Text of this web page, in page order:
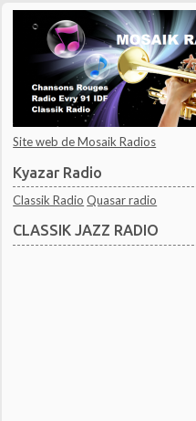
Site web de Mosaik Radios
Kyazar Radio
Classik Radio Quasar radio
CLASSIK JAZZ RADIO